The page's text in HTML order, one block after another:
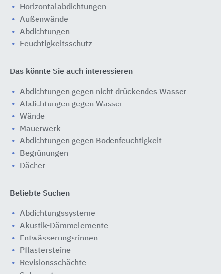
Horizontalabdichtungen
Außenwände
Abdichtungen
Feuchtigkeitsschutz
Das könnte Sie auch interessieren
Abdichtungen gegen nicht drückendes Wasser
Abdichtungen gegen Wasser
Wände
Mauerwerk
Abdichtungen gegen Bodenfeuchtigkeit
Begrünungen
Dächer
Beliebte Suchen
Abdichtungssysteme
Akustik-Dämmelemente
Entwässerungsrinnen
Pflastersteine
Revisionsschächte